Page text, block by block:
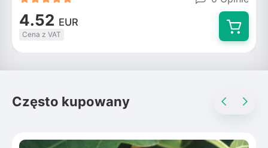
4.52 EUR
Cena z VAT
Często kupowany